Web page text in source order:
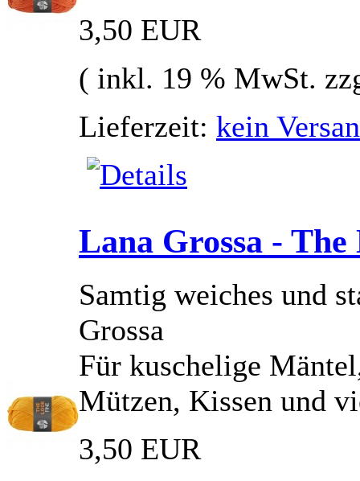
3,50 EUR
( inkl. 19 % MwSt.
Lieferzeit: kein
Lana Grossa -
Samtig weiches und
Grossa
Für kuschelige
Mützen, Kissen und
3,50 EUR